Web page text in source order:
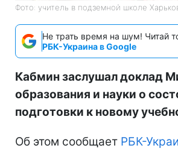
Фото: учитель в подземной школе
Не трать время на шум! Читай
РБК-Украина в Google
Кабмин заслушал доклад
образования и науки о
подготовки к новому
Об этом сообщает РБК-